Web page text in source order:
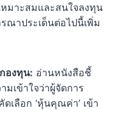
มาะสมและสนใจลงทุน
ณาประเด็นต่อไปนี้เพิ่ม
องทุน: อ่านหนังสือชี้
มเข้าใจว่าผู้จัดการ
เลือก ‘หุ้นคุณค่า’ เข้า